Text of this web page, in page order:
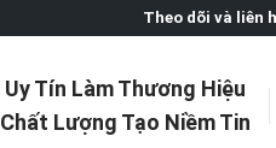
Theo dõi và liên
Uy Tín Làm Thương Hiệu
Chất Lượng Tạo Niềm Tin